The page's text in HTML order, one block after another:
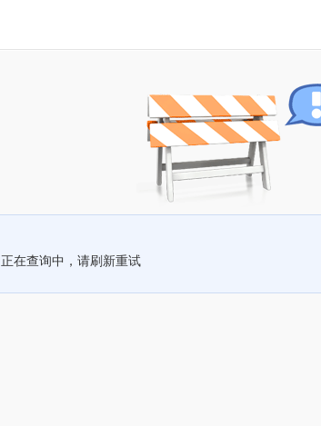
正在查询中，请刷新重试